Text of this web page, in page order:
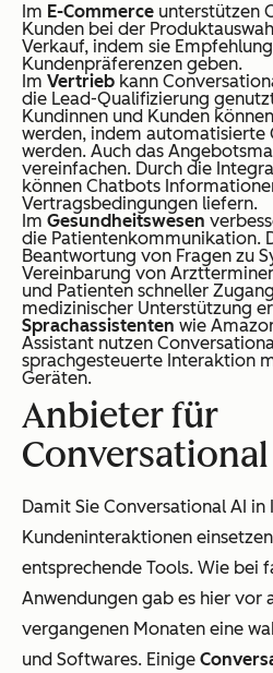
Im E-Commerce unterstützen
Kunden bei der
Verkauf, indem sie
Kundenpräferenzen geben.
Im Vertrieb kann
die Lead-Qualifizierung
Kundinnen und Kunden
werden, indem automatisierte
werden. Auch das
vereinfachen. Durch die
können Chatbots
Vertragsbedingungen liefern.
Im Gesundheitswesen
die Patientenkommunikation.
Beantwortung von Fragen zu
Vereinbarung von
und Patienten schneller
medizinischer Unterstützung
Sprachassistenten wie
Assistant nutzen
sprachgesteuerte Interaktion
Geräten.
Anbieter für
Damit Sie Conversational AI
Kundeninteraktionen
entsprechende Tools. Wie bei
Anwendungen gab es hier vor
vergangenen Monaten eine
und Softwares. Einige